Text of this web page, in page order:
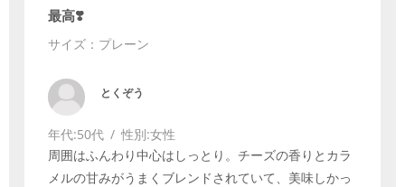
最高❣️
サイズ：プレーン
とくぞう
年代:50代 性別:女性
周囲はふんわり中心はしっとり。チーズの香りとカラ
メルの甘みがうまくブレンドされていて、美味しかっ